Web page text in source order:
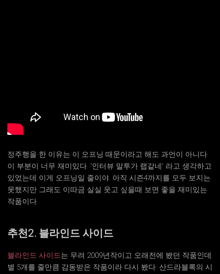
정주행을 한 이유는 이 오프닝 때문이라고 해도 과언이 아니다.
이 부분이 너무 재미있다. '인터뷰 말투가 랩같네' 라고 생각하고
있었는데 이게 오프닝일 줄이야. 아직 시즌4까지를 모두 보지는
못했지만 그래도 이따금 실실 웃고 싶을때 보면 좋을 재미있는
작품이다.
추천2. 블라인드 사이드
블라인드 사이드는 무려 2009년작이고 오래전에 봤던 작품인데
별 5개를 줄만큼 감동받은 작품이라 다시 봤다. 산드라블록의 시